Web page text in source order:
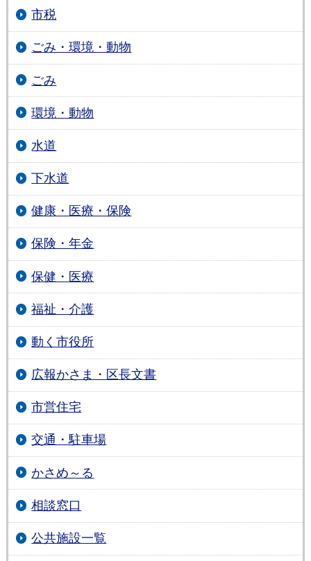
市税
ごみ・環境・動物
ごみ
環境・動物
水道
下水道
健康・医療・保険
保険・年金
保健・医療
福祉・介護
動く市役所
広報かさま・区長文書
市営住宅
交通・駐車場
かさめ～る
相談窓口
公共施設一覧